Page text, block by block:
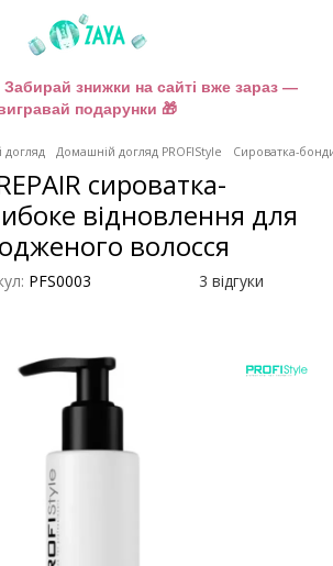
Забирай знижки на сайті вже зараз —
подарунки 🎁
Домашній догляд PROFIStyle Сироватка-
сироватка-
відновлення для
волосся
PFS0003 3 відгуки